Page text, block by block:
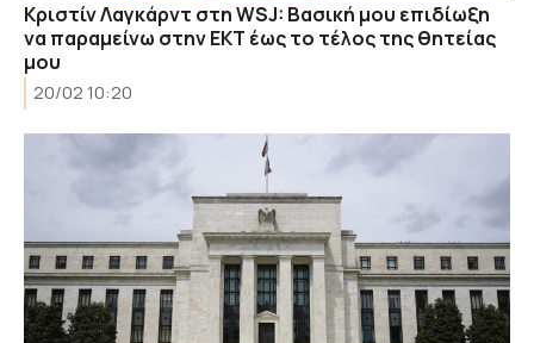
Κριστίν Λαγκάρντ στη WSJ: Βασική μου επιδίωξη
να παραμείνω στην ΕΚΤ έως το τέλος της θητείας
μου
20/02 10:20